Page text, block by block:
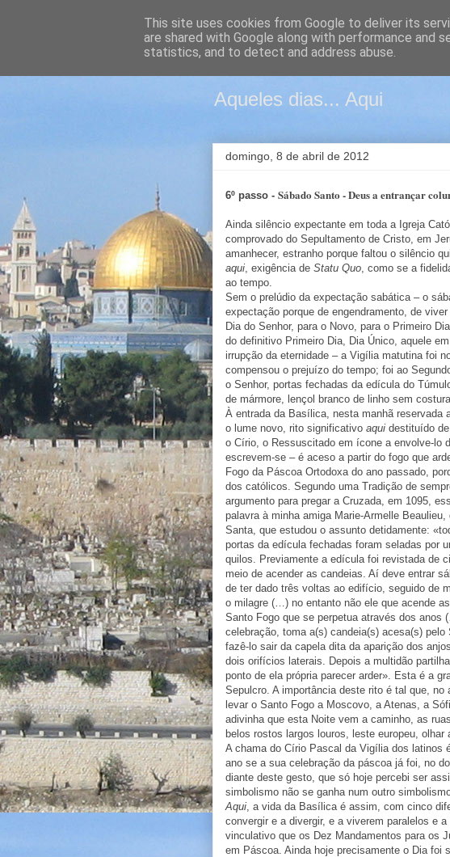
Páscoa em
Aqueles dias... Aqui
domingo, 8 de abril de 2012
6º passo - Sábado Santo -Deus a entrançar
Ainda silêncio expectante em toda a Igreja
comprovado do Sepultamento de Cristo, em
amanhecer, estranho porque faltou o silêncio
aqui, exigência de Statu Quo, como se a
ao tempo.
Sem o prelúdio da expectação sabática – o
expectação porque de engendramento, de
Dia do Senhor, para o Novo, para o Primeiro
do definitivo Primeiro Dia, Dia Único, aquele
irrupção da eternidade – a Vigília matutina foi
compensou o prejuízo do tempo; foi ao
o Senhor, portas fechadas da edícula do
de mármore, lençol branco de linho sem
À entrada da Basílica, nesta manhã reservada
o lume novo, rito significativo aqui destituído
o Círio, o Ressuscitado em ícone a envolve-lo
escrevem-se – é aceso a partir do fogo que
Fogo da Páscoa Ortodoxa do ano passado,
dos católicos. Segundo uma Tradição de
argumento para pregar a Cruzada, em 1095,
palavra à minha amiga Marie-Armelle
Santa, que estudou o assunto detidamente:
portas da edícula fechadas foram seladas por
quilos. Previamente a edícula foi revistada de
meio de acender as candeias. Aí deve entrar
de ter dado três voltas ao edifício, seguido de
o milagre (…) no entanto não ele que acende
Santo Fogo que se perpetua através dos
celebração, toma a(s) candeia(s) acesa(s)
fazê-lo sair da capela dita da aparição dos
dois orifícios laterais. Depois a multidão
ponto de ela própria parecer arder». Esta é a
Sepulcro. A importância deste rito é tal que,
levar o Santo Fogo a Moscovo, a Atenas, a
adivinha que esta Noite vem a caminho, as
belos rostos largos louros, leste europeu,
A chama do Círio Pascal da Vigília dos latinos
ano se a sua celebração da páscoa já foi, no
diante deste gesto, que só hoje percebi ser
simbolismo não se ganha num outro
Aqui, a vida da Basílica é assim, com cinco
convergir e a divergir, e a viverem paralelos e
vinculativo que os Dez Mandamentos para os
em Páscoa. Ainda hoje precisamente o Dia
This site uses cookies from Google to deliver its
are shared with Google along with performance and
statistics, and to detect and address abuse.